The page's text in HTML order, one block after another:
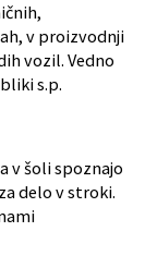
v proizvodnji
vozil. Vedno
s.p.
v šoli spoznajo
delo v stroki.